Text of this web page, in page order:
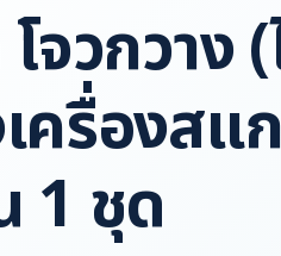
จวกวาง
ครื่องสแ
1 ชุด